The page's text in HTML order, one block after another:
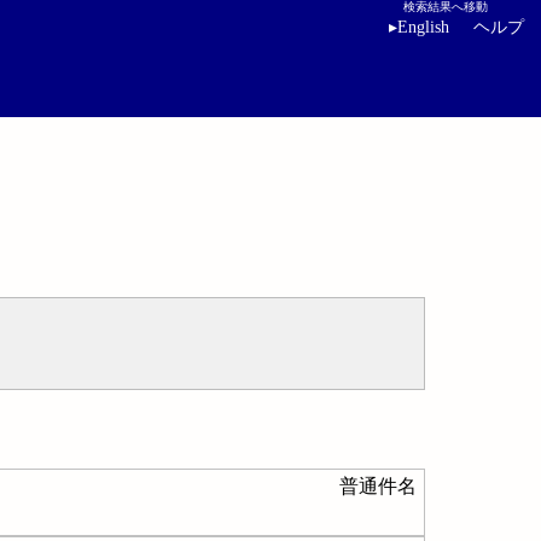
検索結果へ移動
▸English ヘルプ
普通件名